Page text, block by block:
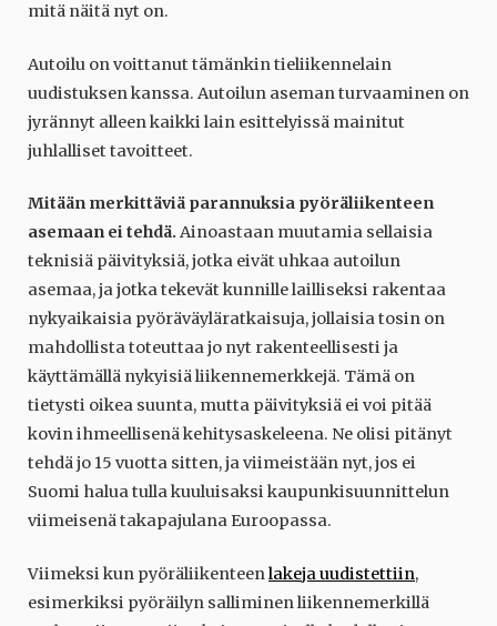
mitä näitä nyt on.
Autoilu on voittanut tämänkin tieliikennelain
uudistuksen kanssa. Autoilun aseman turvaaminen on
jyrännyt alleen kaikki lain esittelyissä mainitut
juhlalliset tavoitteet.
Mitään merkittäviä parannuksia pyöräliikenteen
asemaan ei tehdä. Ainoastaan muutamia sellaisia
teknisiä päivityksiä, jotka eivät uhkaa autoilun
asemaa, ja jotka tekevät kunnille lailliseksi rakentaa
nykyaikaisia pyöräväyläratkaisuja, jollaisia tosin on
mahdollista toteuttaa jo nyt rakenteellisesti ja
käyttämällä nykyisiä liikennemerkkejä. Tämä on
tietysti oikea suunta, mutta päivityksiä ei voi pitää
kovin ihmeellisenä kehitysaskeleena. Ne olisi pitänyt
tehdä jo 15 vuotta sitten, ja viimeistään nyt, jos ei
Suomi halua tulla kuuluisaksi kaupunkisuunnittelun
viimeisenä takapajulana Euroopassa.
Viimeksi kun pyöräliikenteenlakeja uudistettiin,
esimerkiksi pyöräilyn salliminen liikennemerkillä